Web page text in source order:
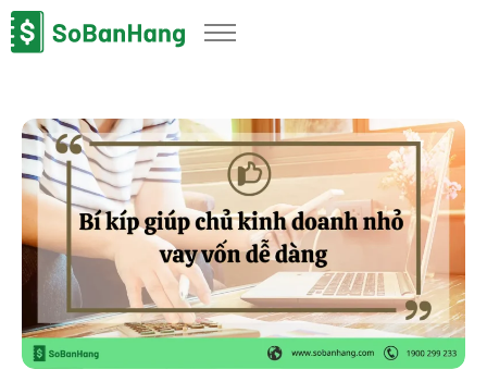
Sản phẩm
Bảng giá
Blog
Thông tin thuế
Về chúng tôi